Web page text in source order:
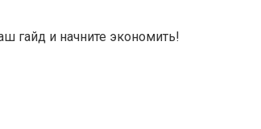
гайд и начните экономить!